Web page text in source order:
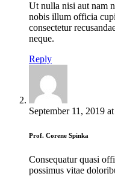
Ut nulla nisi aut nam
nobis illum officia
consectetur
neque.
Reply
September 11, 2019 at
Prof. Corene Spinka
Consequatur quasi
possimus vitae